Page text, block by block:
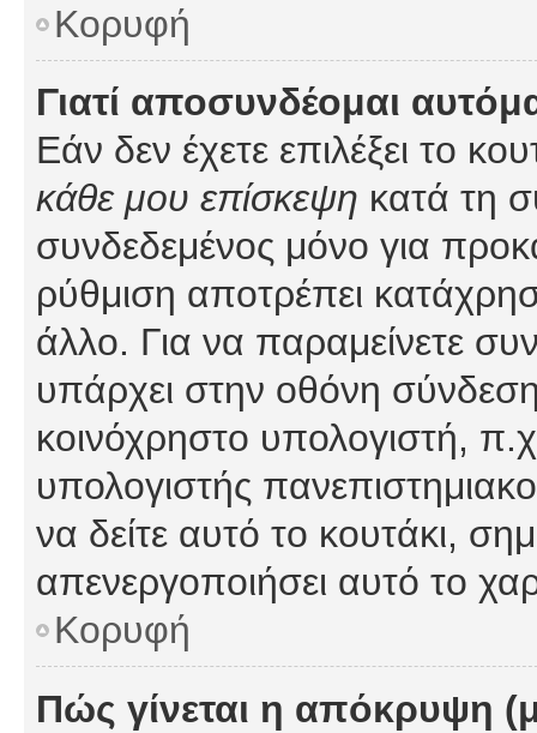
Κορυφή
Γιατί αποσυνδέομαι
Εάν δεν έχετε επιλέξει το
κάθε μου επίσκεψη κατά τη
συνδεδεμένος μόνο για
ρύθμιση αποτρέπει
άλλο. Για να παραμείνετε
υπάρχει στην οθόνη
κοινόχρηστο υπολογιστή,
υπολογιστής
να δείτε αυτό το κουτάκι,
απενεργοποιήσει αυτό το
Κορυφή
Πώς γίνεται η απόκρυψη